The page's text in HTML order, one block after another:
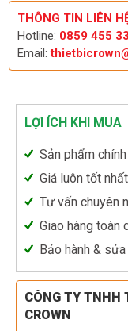
THÔNG TIN LIÊN
Hotline: 0859 455
Email:
LỢI ÍCH KHI MUA
Sản phẩm
Giá luôn tốt nhất
Tư vấn chuyên
Giao hàng toàn
Bảo hành &
CÔNG TY TNHH
CROWN